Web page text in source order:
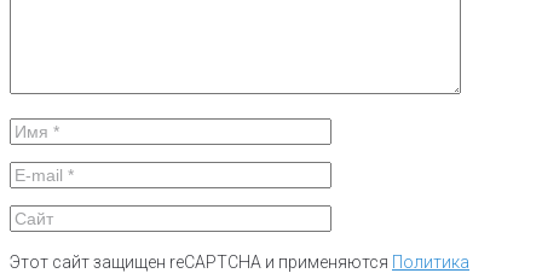
Этот сайт защищен reCAPTCHA и применяются Политика